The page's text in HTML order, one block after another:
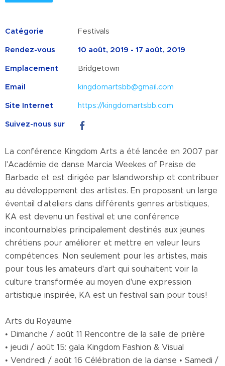
Catégorie Festivals
Rendez-vous 10 août, 2019 - 17 août, 2019
Emplacement Bridgetown
Email kingdomartsbb@gmail.com
Site Internet https://kingdomartsbb.com
Suivez-nous sur
La conférence Kingdom Arts a été lancée en 2007 par
l'Académie de danse Marcia Weekes of Praise de
Barbade et est dirigée par Islandworship et contribuer
au développement des artistes. En proposant un large
éventail d’ateliers dans différents genres artistiques,
KA est devenu un festival et une conférence
incontournables principalement destinés aux jeunes
chrétiens pour améliorer et mettre en valeur leurs
compétences. Non seulement pour les artistes, mais
pour tous les amateurs d'art qui souhaitent voir la
culture transformée au moyen d'une expression
artistique inspirée, KA est un festival sain pour tous!
Arts du Royaume
• Dimanche / août 11 Rencontre de la salle de prière
• jeudi / août 15: gala Kingdom Fashion & Visual
• Vendredi / août 16 Célébration de la danse • Samedi /